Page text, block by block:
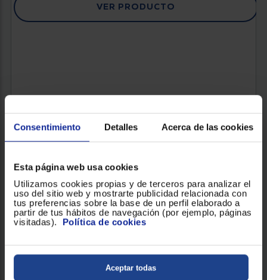
Consentimiento Detalles Acerca de las cookies
Esta página web usa cookies
Utilizamos cookies propias y de terceros para analizar el
uso del sitio web y mostrarte publicidad relacionada con
tus preferencias sobre la base de un perfil elaborado a
partir de tus hábitos de navegación (por ejemplo, páginas
visitadas). Política de cookies
Aceptar todas
VER PRODUCTO
Clasificación Energética : ACapacidad de carga (Kg) : 7
Revoluciones (RPM) : 1400